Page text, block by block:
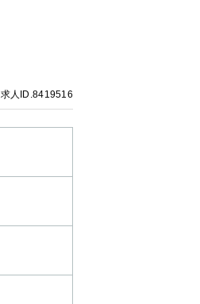
求人ID.8419516